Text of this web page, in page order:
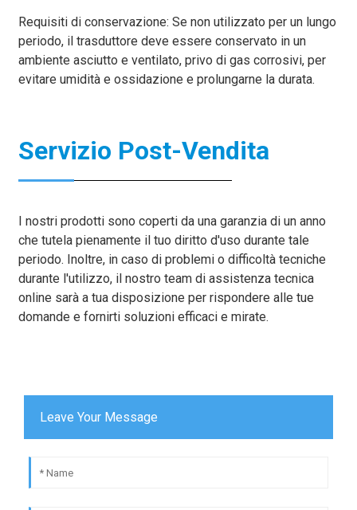
Requisiti di conservazione: Se non utilizzato per un lungo
periodo, il trasduttore deve essere conservato in un
ambiente asciutto e ventilato, privo di gas corrosivi, per
evitare umidità e ossidazione e prolungarne la durata.
Servizio Post-Vendita
I nostri prodotti sono coperti da una garanzia di un anno
che tutela pienamente il tuo diritto d'uso durante tale
periodo. Inoltre, in caso di problemi o difficoltà tecniche
durante l'utilizzo, il nostro team di assistenza tecnica
online sarà a tua disposizione per rispondere alle tue
domande e fornirti soluzioni efficaci e mirate.
Leave Your Message